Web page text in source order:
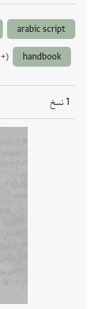
arabic script
handbook (+ 7 المزيد)
1 نسخ